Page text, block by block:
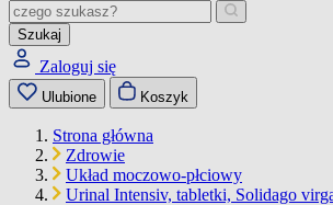
Szukaj
Zaloguj się
Ulubione Koszyk
Strona główna
Zdrowie
Układ moczowo-płciowy
Urinal Intensiv, tabletki, Solidago